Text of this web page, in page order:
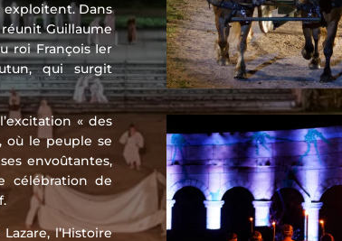
Dans
Guillaume
roi François Ier
qui surgit
« des
où le peuple se
envoûtantes,
célébration de
l’Histoire